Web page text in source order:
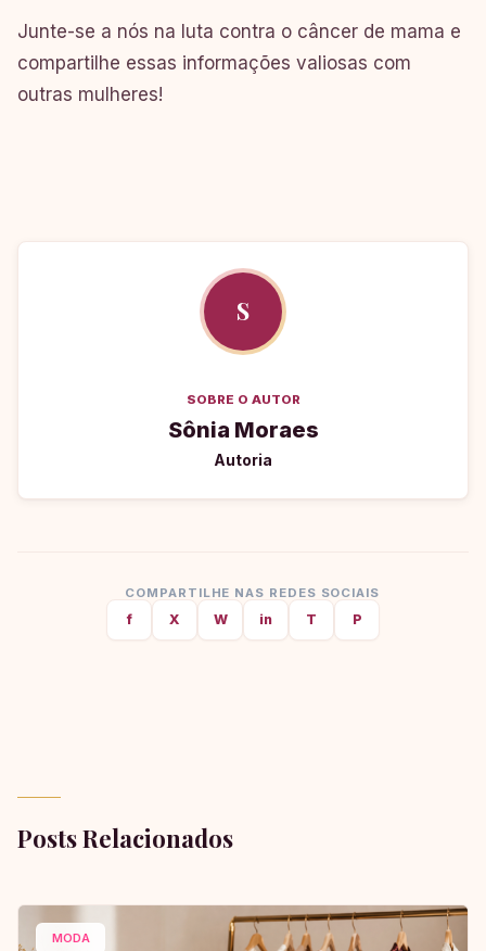
Junte-se a nós na luta contra o câncer de mama e
compartilhe essas informações valiosas com
outras mulheres!
S
SOBRE O AUTOR
Sônia Moraes
Autoria
COMPARTILHE NAS REDES SOCIAIS
f X W in T P
Posts Relacionados
MODA